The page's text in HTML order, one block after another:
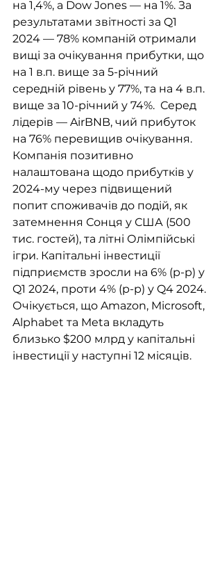
на 1,4%, а Dow Jones — на 1%. За
результатами звітності за Q1
2024 — 78% компаній отримали
вищі за очікування прибутки, що
на 1 в.п. вище за 5-річний
середній рівень у 77%, та на 4 в.п.
вище за 10-річний у 74%.  Серед
лідерів — AirBNB, чий прибуток
на 76% перевищив очікування.
Компанія позитивно
налаштована щодо прибутків у
2024-му через підвищений
попит споживачів до подій, як
затемнення Сонця у США (500
тис. гостей), та літні Олімпійські
ігри. Капітальні інвестиції
підприємств зросли на 6% (р-р) у
Q1 2024, проти 4% (р-р) у Q4 2024.
Очікується, що Amazon, Microsoft,
Alphabet та Meta вкладуть
близько $200 млрд у капітальні
інвестиції у наступні 12 місяців.